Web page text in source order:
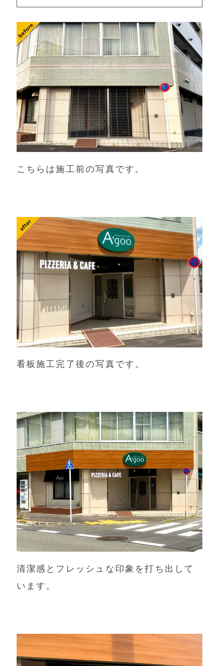
こちらは施工前の写真です。
看板施工完了後の写真です。
清潔感とフレッシュな印象を打ち出して
います。